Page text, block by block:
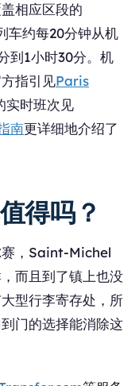
相应区段的
车约每20分钟从机
到1小时30分。机
指引见Paris
实时班次见
南更详细地介绍了
得吗？
赛，Saint-Michel
而且到了镇上也没
型行李寄存处，所
门的选择能消除这